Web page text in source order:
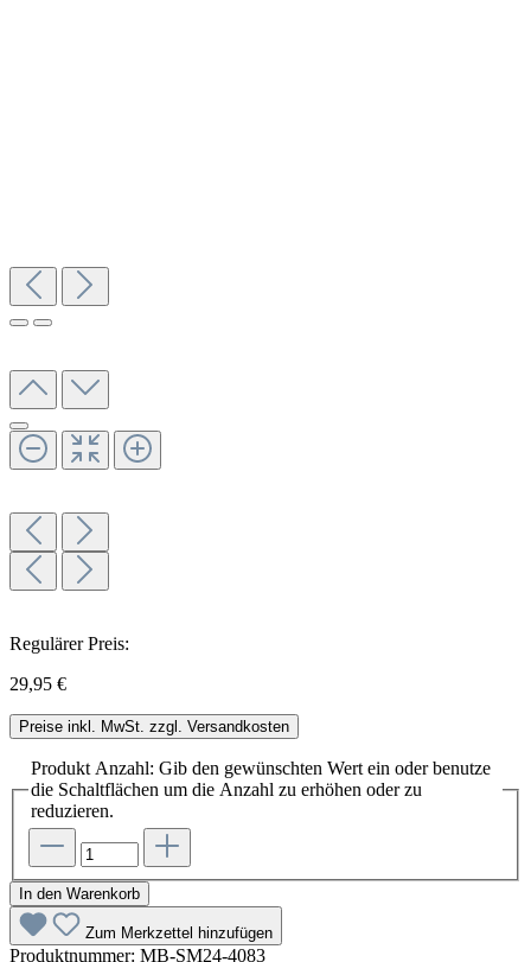
Regulärer Preis:
29,95 €
Preise inkl. MwSt. zzgl. Versandkosten
Produkt Anzahl: Gib den gewünschten Wert ein oder benutze
die Schaltflächen um die Anzahl zu erhöhen oder zu
reduzieren.
In den Warenkorb
Zum Merkzettel hinzufügen
Produktnummer: MB-SM24-4083